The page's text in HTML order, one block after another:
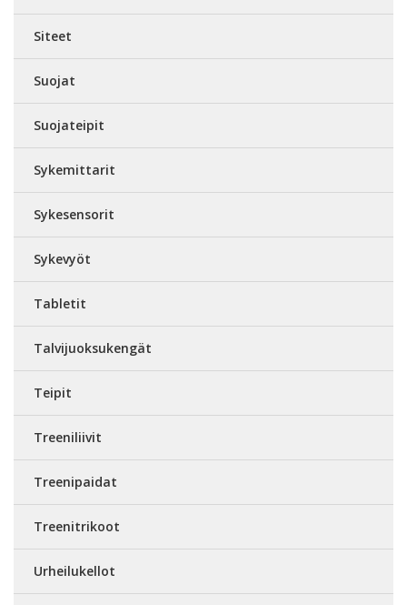
Siteet
Suojat
Suojateipit
Sykemittarit
Sykesensorit
Sykevyöt
Tabletit
Talvijuoksukengät
Teipit
Treeniliivit
Treenipaidat
Treenitrikoot
Urheilukellot